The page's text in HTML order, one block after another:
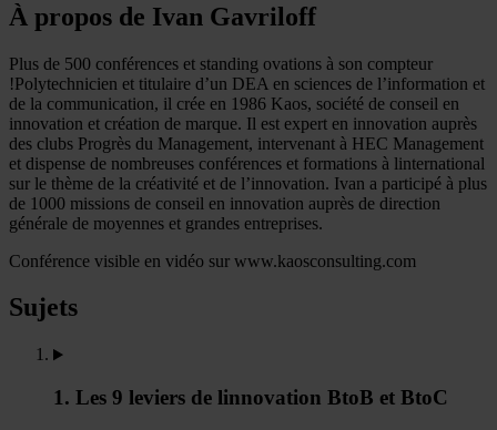
À propos de Ivan Gavriloff
Plus de 500 conférences et standing ovations à son compteur
!Polytechnicien et titulaire d’un DEA en sciences de l’information et
de la communication, il crée en 1986 Kaos, société de conseil en
innovation et création de marque. Il est expert en innovation auprès
des clubs Progrès du Management, intervenant à HEC Management
et dispense de nombreuses conférences et formations à linternational
sur le thème de la créativité et de l’innovation. Ivan a participé à plus
de 1000 missions de conseil en innovation auprès de direction
générale de moyennes et grandes entreprises.
Conférence visible en vidéo sur www.kaosconsulting.com
Sujets
1. Les 9 leviers de linnovation BtoB et BtoC